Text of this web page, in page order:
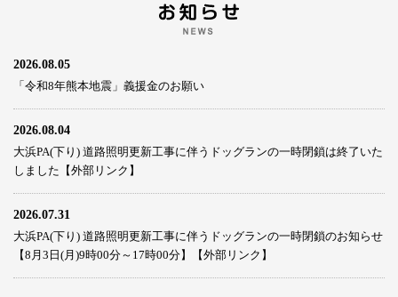
2026.08.05
「令和8年熊本地震」義援金のお願い
2026.08.04
大浜PA(下り) 道路照明更新工事に伴うドッグランの一時閉鎖は終了いた
しました【外部リンク】
2026.07.31
大浜PA(下り) 道路照明更新工事に伴うドッグランの一時閉鎖のお知らせ
【8月3日(月)9時00分～17時00分】【外部リンク】